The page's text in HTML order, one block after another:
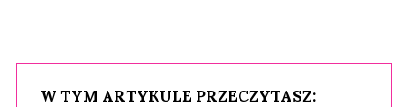
W TYM ARTYKULE PRZECZYTASZ: